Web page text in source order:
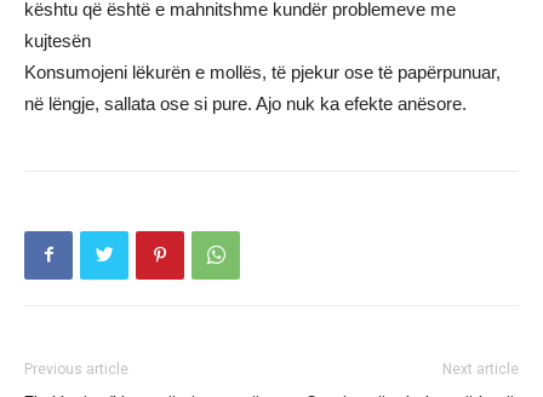
kështu që është e mahnitshme kundër problemeve me
kujtesën
Konsumojeni lëkurën e mollës, të pjekur ose të papërpunuar,
në lëngje, sallata ose si pure. Ajo nuk ka efekte anësore.
Previous article Next article